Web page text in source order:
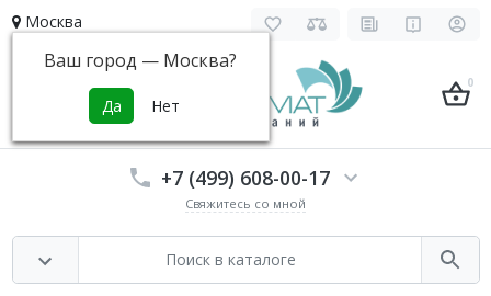
Москва
Ваш город — Москва?
0
+7 (499) 608-00-17
Свяжитесь со мной